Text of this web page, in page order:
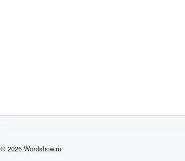
© 2026 Wordshow.ru